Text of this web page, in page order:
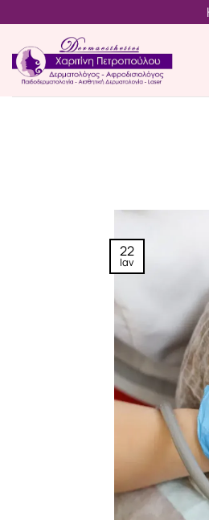
στο
περιεχόμενο
22
Ιαν